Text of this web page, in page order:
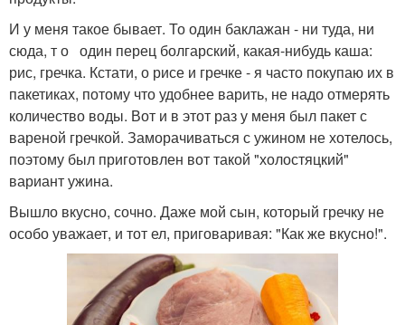
И у меня такое бывает. То один баклажан - ни туда, ни
сюда, т о один перец болгарский, какая-нибудь каша:
рис, гречка. Кстати, о рисе и гречке - я часто покупаю их в
пакетиках, потому что удобнее варить, не надо отмерять
количество воды. Вот и в этот раз у меня был пакет с
вареной гречкой. Заморачиваться с ужином не хотелось,
поэтому был приготовлен вот такой "холостяцкий"
вариант ужина.
Вышло вкусно, сочно. Даже мой сын, который гречку не
особо уважает, и тот ел, приговаривая: "Как же вкусно!".